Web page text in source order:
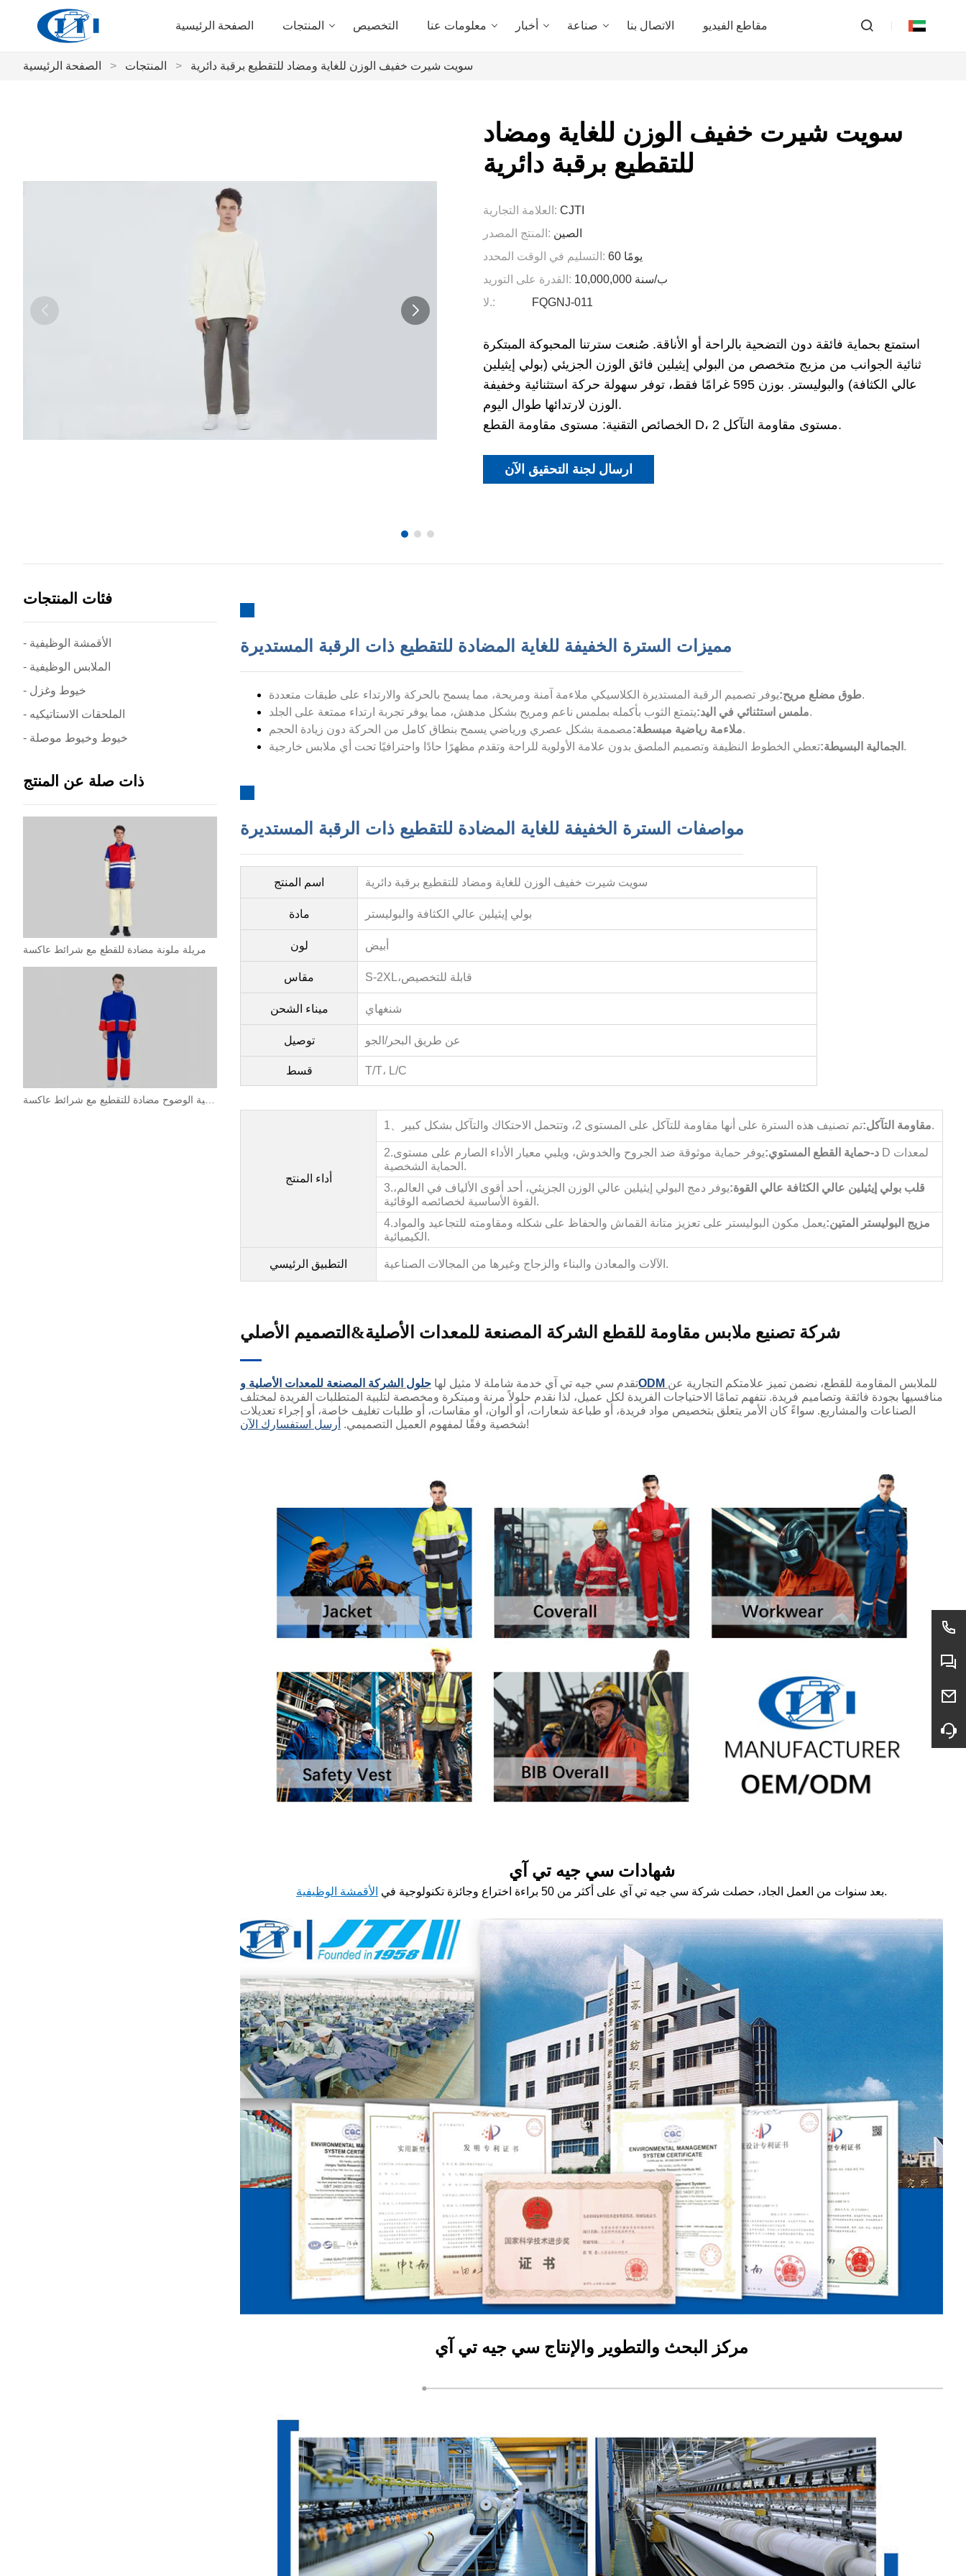
الصفحة الرئيسية المنتجات التخصيص معلومات عنا أخبار صناعة الاتصال بنا مقاطع الفيديو
الصفحة الرئيسية > المنتجات > سويت شيرت خفيف الوزن للغاية ومضاد للتقطيع برقبة دائرية
سويت شيرت خفيف الوزن للغاية ومضاد
للتقطيع برقبة دائرية
العلامة التجارية: CJTI
المنتج المصدر: الصين
التسليم في الوقت المحدد:
60 يومًا
القدرة على التوريد:
10,000,000 ب/سنة
لا.:
FQGNJ-011
استمتع بحماية فائقة دون التضحية بالراحة أو الأناقة. صُنعت سترتنا المحبوكة المبتكرة
ثنائية الجوانب من مزيج متخصص من البولي إيثيلين فائق الوزن الجزيئي (بولي إيثيلين
عالي الكثافة) والبوليستر. بوزن 595 غرامًا فقط، توفر سهولة حركة استثنائية وخفيفة
الوزن لارتدائها طوال اليوم.
الخصائص التقنية: مستوى مقاومة القطع D، مستوى مقاومة التآكل 2.
ارسال لجنة التحقيق الآن
فئات المنتجات
- الأقمشة الوظيفية
- الملابس الوظيفية
- خيوط وغزل
- الملحقات الاستاتيكيه
- خيوط وخيوط موصلة
ذات صلة عن المنتج
مريلة ملونة مضادة للقطع مع شرائط عاكسة
مميزات السترة الخفيفة للغاية المضادة للتقطيع ذات الرقبة المستديرة
طوق مضلع مريح:يوفر تصميم الرقبة المستديرة الكلاسيكي ملاءمة آمنة ومريحة، مما يسمح بالحركة والارتداء على طبقات متعددة.
ملمس استثنائي في اليد:يتمتع الثوب بأكمله بملمس ناعم ومريح بشكل مدهش، مما يوفر تجربة ارتداء ممتعة على الجلد.
ملاءمة رياضية مبسطة:مصممة بشكل عصري ورياضي يسمح بنطاق كامل من الحركة دون زيادة الحجم.
الجمالية البسيطة: تعطي الخطوط النظيفة وتصميم الملصق بدون علامة الأولوية للراحة وتقدم مظهرًا حادًا واحترافيًا تحت أي ملابس خارجية.
مواصفات السترة الخفيفة للغاية المضادة للتقطيع ذات الرقبة المستديرة
اسم المنتج سويت شيرت خفيف الوزن للغاية ومضاد للتقطيع برقبة دائرية
مادة بولي إيثيلين عالي الكثافة والبوليستر
لون أبيض
مقاس S-2XL،قابلة للتخصيص
ميناء الشحن شنغهاي
توصيل عن طريق البحر/الجو
قسط T/T، L/C
أداء المنتج
1、 مقاومة التآكل:تم تصنيف هذه السترة على أنها مقاومة للتآكل على المستوى 2، وتتحمل الاحتكاك والتآكل بشكل كبير.
2. د-حماية القطع المستوي:يوفر حماية موثوقة ضد الجروح والخدوش، ويلبي معيار الأداء الصارم على مستوى D لمعدات
الحماية الشخصية.
3.
قلب بولي إيثيلين عالي الكثافة عالي القوة:يوفر دمج البولي إيثيلين عالي الوزن الجزيئي، أحد أقوى الألياف في العالم،
القوة الأساسية لخصائصه الوقائية.
4.
مزيج البوليستر المتين:يعمل مكون البوليستر على تعزيز متانة القماش والحفاظ على شكله ومقاومته للتجاعيد والمواد
الكيميائية.
التطبيق الرئيسي الآلات والمعادن والبناء والزجاج وغيرها من المجالات الصناعية.
شركة تصنيع ملابس مقاومة للقطع الشركة المصنعة للمعدات الأصلية&التصميم الأصلي
تقدم سي جيه تي آي خدمة شاملة لا مثيل لهاحلول الشركة المصنعة للمعدات الأصلية وODM للملابس المقاومة للقطع، نضمن تميز علامتكم التجارية عن
منافسيها بجودة فائقة وتصاميم فريدة. نتفهم تمامًا الاحتياجات الفريدة لكل عميل، لذا نقدم حلولاً مرنة ومبتكرة ومخصصة لتلبية المتطلبات الفريدة لمختلف
الصناعات والمشاريع. سواءً كان الأمر يتعلق بتخصيص مواد فريدة، أو طباعة شعارات، أو ألوان، أو مقاسات، أو طلبات تغليف خاصة، أو إجراء تعديلات
شخصية وفقًا لمفهوم العميل التصميمي. أرسل استفسارك الآن !
شهادات سي جيه تي آي
بعد سنوات من العمل الجاد، حصلت شركة سي جيه تي آي على أكثر من 50 براءة اختراع وجائزة تكنولوجية في الأقمشة الوظيفية .
مركز البحث والتطوير والإنتاج سي جيه تي آي